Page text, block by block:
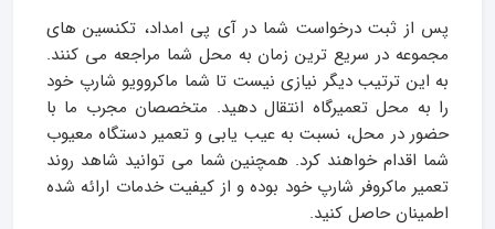
پس از ثبت درخواست شما در آی پی امداد، تکنسین های
مجموعه در سریع ترین زمان به محل شما مراجعه می کنند.
به این ترتیب دیگر نیازی نیست تا شما ماکروویو شارپ خود
را به محل تعمیرگاه انتقال دهید. متخصصان مجرب ما با
حضور در محل، نسبت به عیب یابی و تعمیر دستگاه معیوب
شما اقدام خواهند کرد. همچنین شما می توانید شاهد روند
تعمیر ماکروفر شارپ خود بوده و از کیفیت خدمات ارائه شده
اطمینان حاصل کنید.